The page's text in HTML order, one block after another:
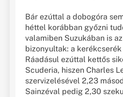
Bár ezúttal a dobogóra
héttel korábban győzni
valamiben Suzukában is
bizonyultak: a
Ráadásul ezúttal kettős
Scuderia, hiszen Charles
szervizelésével 2,23
Sainzéval pedig 2,30